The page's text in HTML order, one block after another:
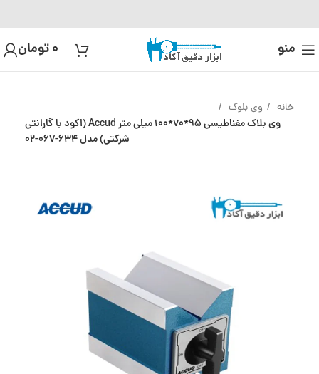
منو 0تومان
خانه وی بلوک
وی بلاک مغناطیسی 95*70*100 میلی متر Accud (اکود با گارانتی
شرکتی) مدل 634-067-02